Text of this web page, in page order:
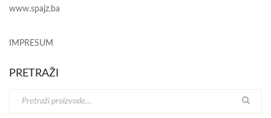
www.spajz.ba
IMPRESUM
PRETRAŽI